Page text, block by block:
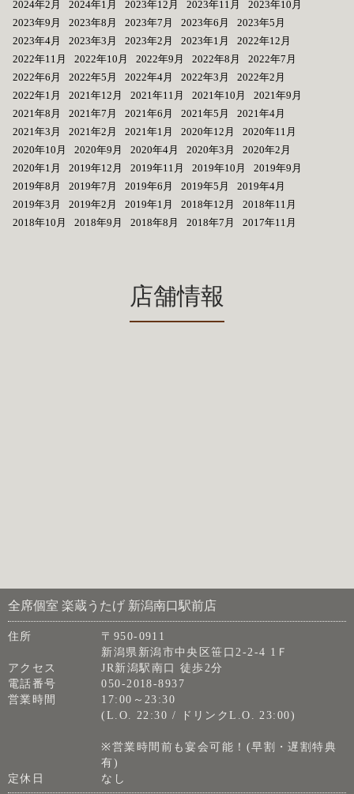
2024年2月
2024年1月 2023年12月 2023年11月
2023年10月
2023年9月
2023年8月 2023年7月 2023年6月
2023年5月
2023年4月
2023年3月 2023年2月 2023年1月
2022年12月
2022年11月
2022年10月 2022年9月 2022年8月
2022年7月
2022年6月
2022年5月 2022年4月 2022年3月
2022年2月
2022年1月
2021年12月 2021年11月 2021年10月
2021年9月
2021年8月
2021年7月 2021年6月 2021年5月
2021年4月
2021年3月
2021年2月 2021年1月 2020年12月
2020年11月
2020年10月
2020年9月 2020年4月 2020年3月
2020年2月
2020年1月
2019年12月 2019年11月 2019年10月
2019年9月
2019年8月
2019年7月 2019年6月 2019年5月
2019年4月
2019年3月
2019年2月 2019年1月 2018年12月
2018年11月
2018年10月
2018年9月 2018年8月 2018年7月 2017年11月
店舗情報
全席個室 楽蔵うたげ 新潟南口駅前店
住所
〒950-0911
新潟県新潟市中央区笹口2-2-4 1Ｆ
アクセス
JR新潟駅南口 徒歩2分
電話番号
050-2018-8937
営業時間
17:00～23:30
(L.O. 22:30 / ドリンクL.O. 23:00)
※営業時間前も宴会可能！(早割・遅割特典
有)
定休日
なし